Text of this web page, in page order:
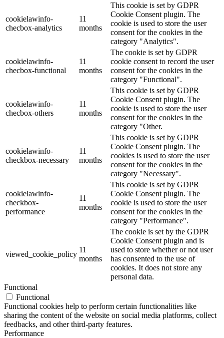
cookielawinfo-
checbox-analytics
11
months
This cookie is set by GDPR
Cookie Consent plugin. The
cookie is used to store the user
consent for the cookies in the
category "Analytics".
cookielawinfo-
checbox-functional
11
months
The cookie is set by GDPR
cookie consent to record the user
consent for the cookies in the
category "Functional".
cookielawinfo-
checbox-others
11
months
This cookie is set by GDPR
Cookie Consent plugin. The
cookie is used to store the user
consent for the cookies in the
category "Other.
cookielawinfo-
checkbox-necessary
11
months
This cookie is set by GDPR
Cookie Consent plugin. The
cookies is used to store the user
consent for the cookies in the
category "Necessary".
cookielawinfo-
checkbox-
performance
11
months
This cookie is set by GDPR
Cookie Consent plugin. The
cookie is used to store the user
consent for the cookies in the
category "Performance".
viewed_cookie_policy
11
months
The cookie is set by the GDPR
Cookie Consent plugin and is
used to store whether or not user
has consented to the use of
cookies. It does not store any
personal data.
Functional
Functional
Functional cookies help to perform certain functionalities like
sharing the content of the website on social media platforms, collect
feedbacks, and other third-party features.
Performance